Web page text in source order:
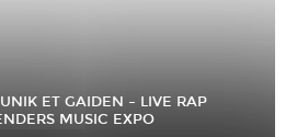
ET GAIDEN – LIVE RAP
MUSIC EXPO